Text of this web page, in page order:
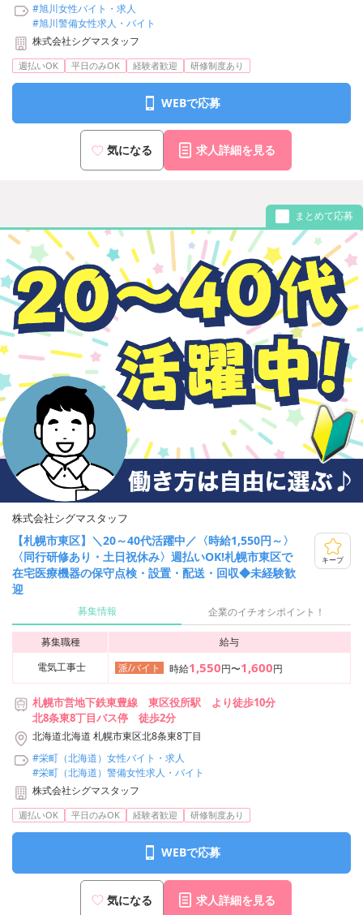
ツルハドラッグ前
※車通勤不可
#旭川女性バイト・求人
#旭川警備女性求人・バイト
株式会社シグマスタッフ
週払いOK 平日のみOK 経験者歓迎 研修制度あり
WEBで応募
気になる 求人詳細を見る
まとめて応募
株式会社シグマスタッフ
【札幌市東区】＼20～40代活躍中／〈時給1,550円～〉
〈同行研修あり・土日祝休み〉週払いOK!札幌市東区で
在宅医療機器の保守点検・設置・配送・回収◆未経験歓
迎
キープ
募集情報 企業のイチオシポイント！
募集職種
給与
電気工事士
派/バイト 時給1,550円〜1,600円
札幌市営地下鉄東豊線 東区役所駅 より徒歩10分
北8条東8丁目バス停 徒歩2分
北海道北海道 札幌市東区北8条東8丁目
#栄町（北海道）女性バイト・求人
#栄町（北海道）警備女性求人・バイト
株式会社シグマスタッフ
週払いOK 平日のみOK 経験者歓迎 研修制度あり
WEBで応募
気になる 求人詳細を見る